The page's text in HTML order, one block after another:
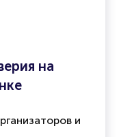
на
и